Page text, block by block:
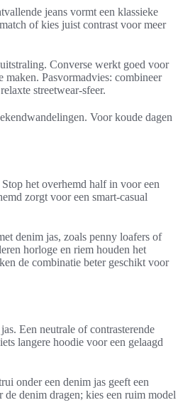
jeans vormt een klassieke
of kies juist contrast voor meer
Converse werkt goed voor
Pasvormadvies: combineer
streetwear-sfeer.
Voor koude dagen
het overhemd half in voor een
zorgt voor een smart-casual
denim jas, zoals penny loafers of
horloge en riem houden het
de combinatie beter geschikt voor
Een neutrale of contrasterende
langere hoodie voor een gelaagd
onder een denim jas geeft een
denim dragen; kies een ruim model